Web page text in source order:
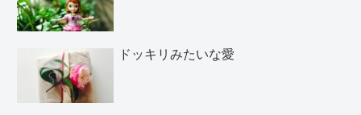
ドッキリみたいな愛